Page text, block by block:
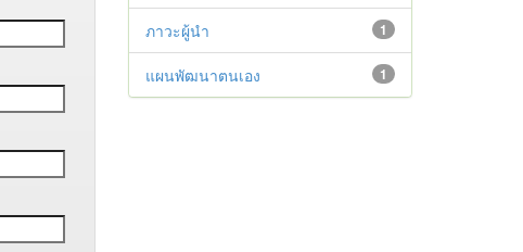
1
ภาวะผู้นำ
1
แผนพัฒนาตนเอง